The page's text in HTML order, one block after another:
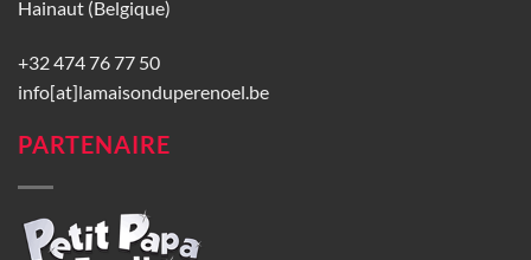
Hainaut (Belgique)
+32 474 76 77 50
info[at]lamaisonduperenoel.be
PARTENAIRE